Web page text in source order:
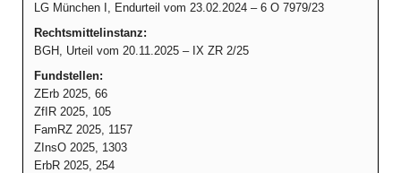
LG München I, Endurteil vom 23.02.2024 – 6 O 7979/23
Rechtsmittelinstanz:
BGH, Urteil vom 20.11.2025 – IX ZR 2/25
Fundstellen:
ZErb 2025, 66
ZfIR 2025, 105
FamRZ 2025, 1157
ZInsO 2025, 1303
ErbR 2025, 254